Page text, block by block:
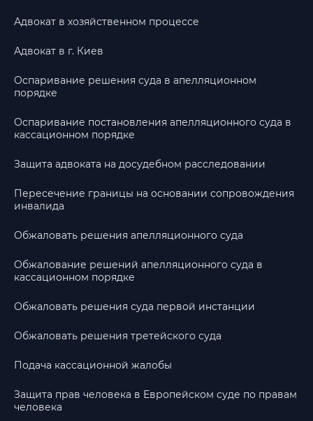
Адвокат в хозяйственном процессе
Адвокат в г. Киев
Оспаривание решения суда в апелляционном
порядке
Оспаривание постановления апелляционного суда в
кассационном порядке
Защита адвоката на досудебном расследовании
Пересечение границы на основании сопровождения
инвалида
Обжаловать решения апелляционного суда
Обжалование решений апелляционного суда в
кассационном порядке
Обжаловать решения суда первой инстанции
Обжаловать решения третейского суда
Подача кассационной жалобы
Защита прав человека в Европейском суде по правам
человека